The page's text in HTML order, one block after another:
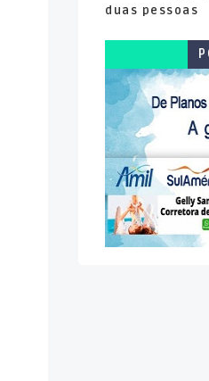
duas pessoas